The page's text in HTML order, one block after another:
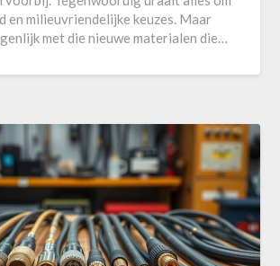
en milieuvriendelijke keuzes. Maar
met die nieuwe materialen die…